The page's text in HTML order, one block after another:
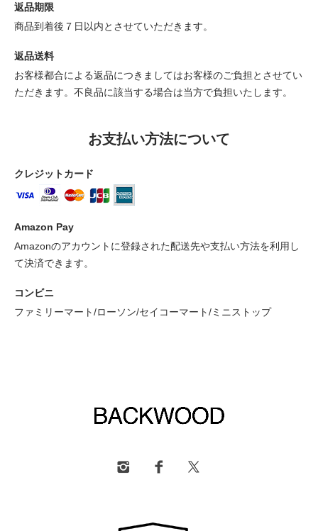
返品期限
商品到着後７日以内とさせていただきます。
返品送料
お客様都合による返品につきましてはお客様のご負担とさせてい
ただきます。不良品に該当する場合は当方で負担いたします。
お支払い方法について
クレジットカード
Amazon Pay
Amazonのアカウントに登録された配送先や支払い方法を利用し
て決済できます。
コンビニ
ファミリーマート/ローソン/セイコーマート/ミニストップ